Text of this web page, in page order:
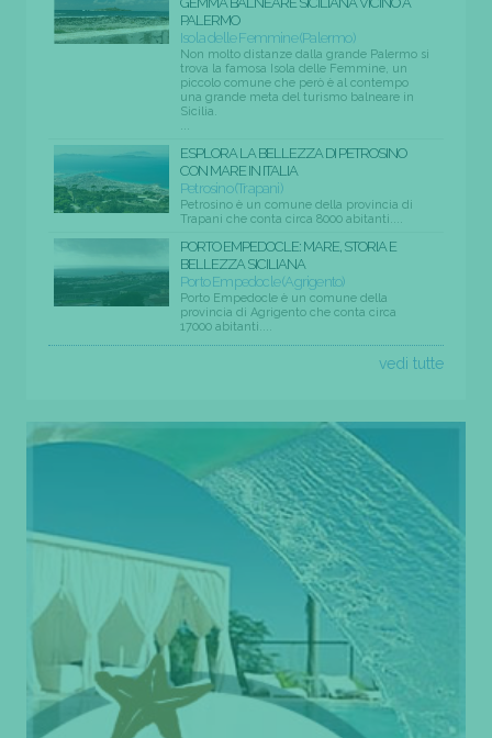
PALERMO
Isola delle Femmine (Palermo)
Non molto distanze dalla grande Palermo si
trova la famosa Isola delle Femmine, un
piccolo comune che però è al contempo
una grande meta del turismo balneare in
Sicilia.
...
ESPLORA LA BELLEZZA DI PETROSINO
CON MARE IN ITALIA
Petrosino (Trapani)
Petrosino è un comune della provincia di
Trapani che conta circa 8000 abitanti....
PORTO EMPEDOCLE: MARE, STORIA E
BELLEZZA SICILIANA
Porto Empedocle (Agrigento)
Porto Empedocle è un comune della
provincia di Agrigento che conta circa
17000 abitanti....
vedi tutte